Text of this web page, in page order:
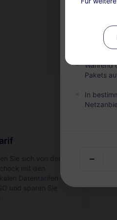
nach der
Dieser
nach
sind
Während
Pakets
In